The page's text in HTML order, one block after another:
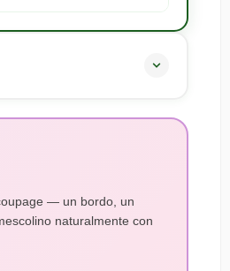
delle particelle.
diversi — prova su un
— un bordo, un
naturalmente con